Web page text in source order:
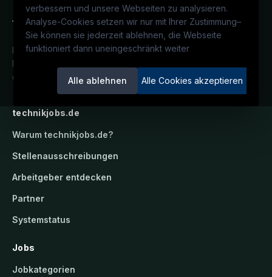
verbessern und unsere Webseiten zu analysieren.
Analyse-Cookies setzen wir nur mit Ihrer Zustimmung–
Sie können sie jederzeit ablehnen, die Webseite
funktioniert dann uneingeschränkt weiter
Alle ablehnen Alle Cookies akzeptieren
Deutschlands technisches
Karriereportal.
candidatis GmbH.
technikjobs.de
Warum technikjobs.de?
Stellenausschreibungen
Arbeitgeber entdecken
Partner
Systemstatus
Jobs
Jobkategorien